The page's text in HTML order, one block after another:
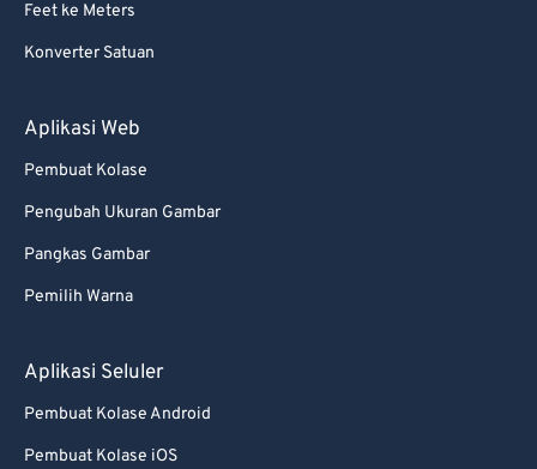
Feet ke Meters
Konverter Satuan
Aplikasi Web
Pembuat Kolase
Pengubah Ukuran Gambar
Pangkas Gambar
Pemilih Warna
Aplikasi Seluler
Pembuat Kolase Android
Pembuat Kolase iOS